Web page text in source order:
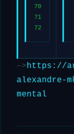
70
71
72
–>https://
alexandre-
mental